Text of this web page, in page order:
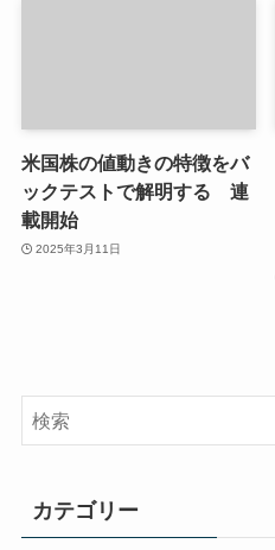
米国株の値動きの特徴をバ
ックテストで解明する 連
載開始
2025年3月11日
カテゴリー